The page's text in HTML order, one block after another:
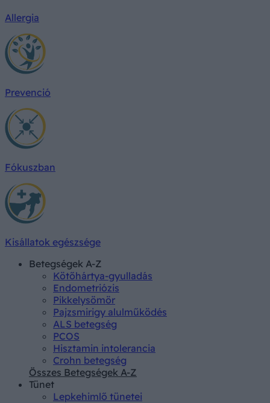
Allergia
Prevenció
Fókuszban
Kisállatok egészsége
Betegségek A-Z
Kötőhártya-gyulladás
Endometriózis
Pikkelysömör
Pajzsmirigy alulműködés
ALS betegség
PCOS
Hisztamin intolerancia
Crohn betegség
Összes Betegségek A-Z
Tünet
Lepkehimlő tünetei